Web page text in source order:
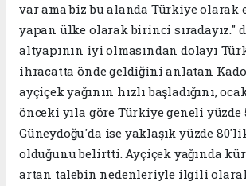
var ama biz bu alanda Türkiye olarak
yapan ülke olarak birinci sıradayız."
altyapının iyi olmasından dolayı
ihracatta önde geldiğini anlatan
ayçiçek yağının hızlı başladığını,
önceki yıla göre Türkiye geneli yüzde
Güneydoğu'da ise yaklaşık yüzde
olduğunu belirtti. Ayçiçek yağında
artan talebin nedenleriyle ilgili